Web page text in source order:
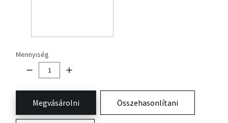
Mennyiség
Megvásárolni Összehasonlítani